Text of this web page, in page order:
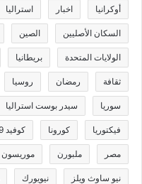
أوكرانيا اخبار استراليا
السكان الأصليين الصين
الولايات المتحدة بريطانيا
ثقافة رمضان روسيا
سوريا سيدر بوست استراليا
فيكتوريا كورونا كوفيد 19
مصر ملبورن موريسون
نيو ساوث ويلز نيويورك